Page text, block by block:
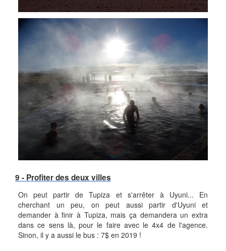
9 - Profiter des deux villes
On peut partir de Tupiza et s'arrêter à Uyuni... En
cherchant un peu, on peut aussi partir d'Uyuni et
demander à finir à Tupiza, mais ça demandera un extra
dans ce sens là, pour le faire avec le 4x4 de l'agence.
Sinon, il y a aussi le bus : 7$ en 2019 !